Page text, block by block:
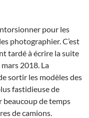
pour les
photographier. C’est
tardé à écrire la suite
2018. La
sortir les modèles des
fastidieuse de
beaucoup de temps
de camions.